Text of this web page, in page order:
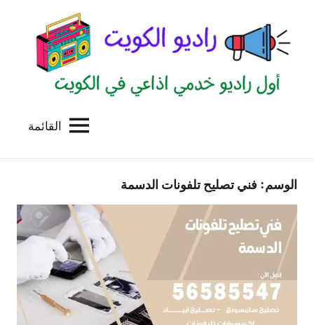
المحتوى
الكويت
للاعلانات
بالكويت
القائمة
الوسم: فني تصليح تلفونات الدسمة